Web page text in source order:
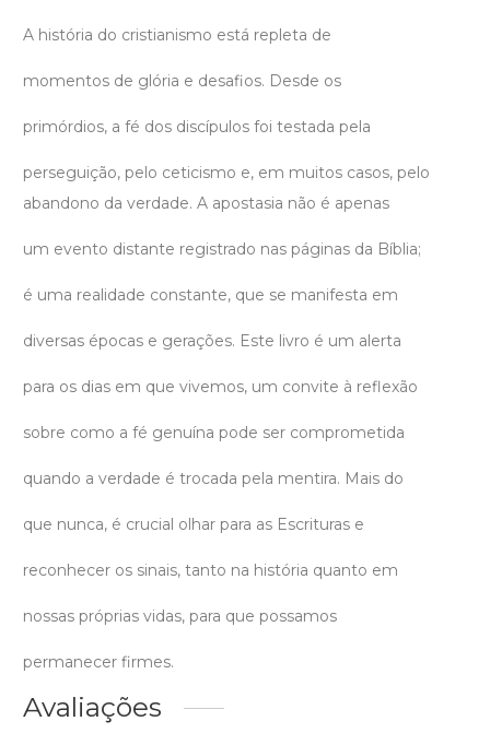
A história do cristianismo está repleta de
momentos de glória e desafios. Desde os
primórdios, a fé dos discípulos foi testada pela
perseguição, pelo ceticismo e, em muitos casos, pelo
abandono da verdade. A apostasia não é apenas
um evento distante registrado nas páginas da Bíblia;
é uma realidade constante, que se manifesta em
diversas épocas e gerações. Este livro é um alerta
para os dias em que vivemos, um convite à reflexão
sobre como a fé genuína pode ser comprometida
quando a verdade é trocada pela mentira. Mais do
que nunca, é crucial olhar para as Escrituras e
reconhecer os sinais, tanto na história quanto em
nossas próprias vidas, para que possamos
permanecer firmes.
Avaliações